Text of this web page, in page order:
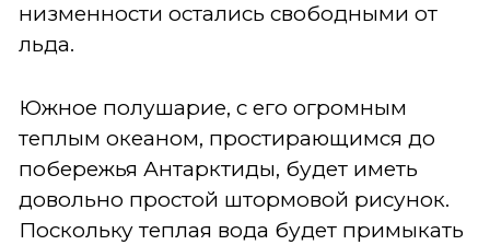
низменности остались свободными от
льда.
Южное полушарие, с его огромным
теплым океаном, простирающимся до
побережья Антарктиды, будет иметь
довольно простой штормовой рисунок.
Поскольку теплая вода будет примыкать